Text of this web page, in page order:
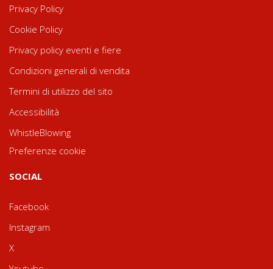
Privacy Policy
Cookie Policy
Privacy policy eventi e fiere
Condizioni generali di vendita
Termini di utilizzo del sito
Accessibilità
WhistleBlowing
Preferenze cookie
SOCIAL
Facebook
Instagram
X